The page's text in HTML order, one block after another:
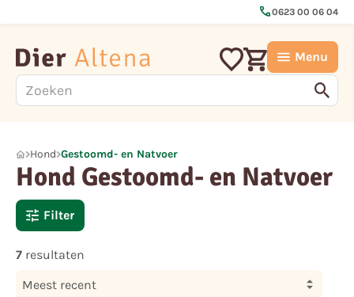
call0623 00 06 04
Menu
Hond Gestoomd- en Natvoer
Hond Gestoomd- en Natvoer
Filter
7 resultaten
Meest recent